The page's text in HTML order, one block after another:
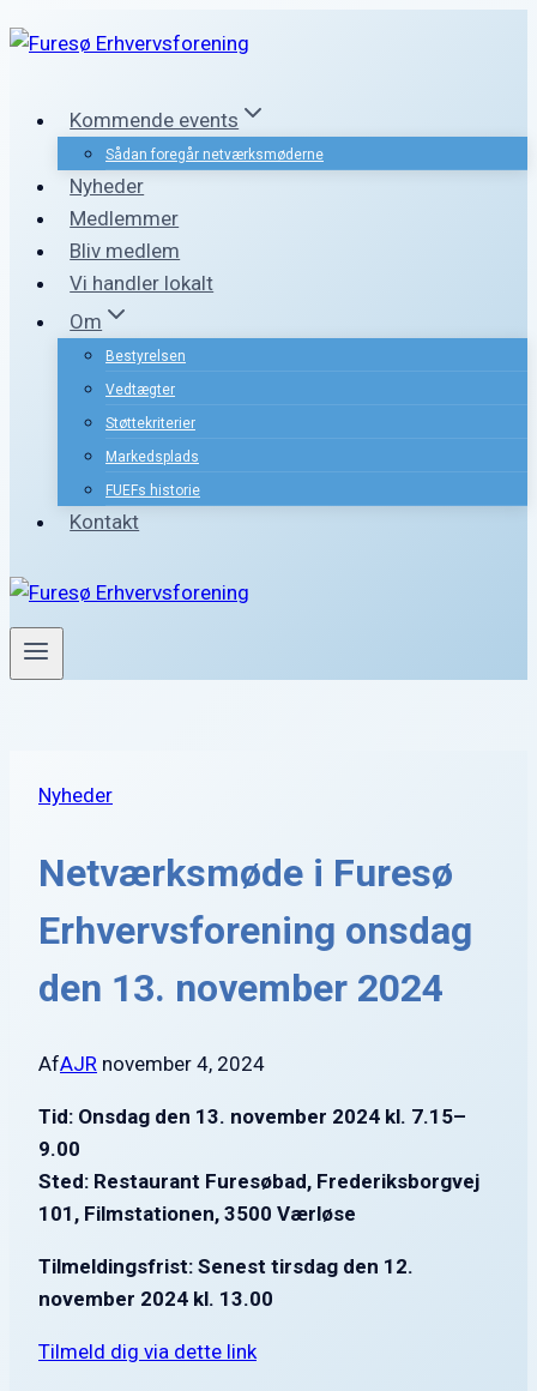
Fortsæt
Kommende events
Sådan foregår netværksmøderne
Nyheder
Medlemmer
Bliv medlem
Vi handler lokalt
Om
Bestyrelsen
Vedtægter
Støttekriterier
Markedsplads
FUEFs historie
Kontakt
Nyheder
Netværksmøde i Furesø
Erhvervsforening onsdag
den 13. november 2024
AfAJR november 4, 2024
Tid: Onsdag den 13. november 2024 kl. 7.15–
9.00
Sted: Restaurant Furesøbad, Frederiksborgvej
101, Filmstationen, 3500 Værløse
Tilmeldingsfrist: Senest tirsdag den 12.
november 2024 kl. 13.00
Tilmeld dig via dette link